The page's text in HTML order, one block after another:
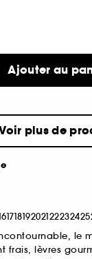
Ajouter au
plus de
171819202122232425
le
frais, lèvres